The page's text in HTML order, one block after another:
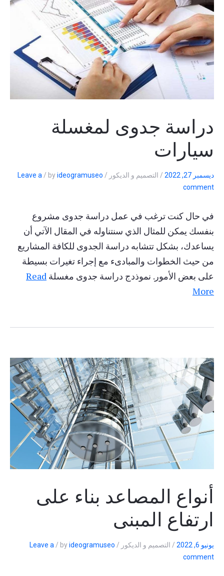
دراسة جدوى لمغسلة
سيارات
ديسمبر 27, 2022 / التصميم و الديكور /
byideogramuseo
/
Leave a
comment
في حال كنت ترغب في عمل دراسة جدوى مشروع
بنفسك يمكن للمثال الذي سنتناوله في المقال الآتي أن
يساعدك، بشكل تتشابه دراسة الجدوى للكافة المشاريع
من حيث الخطوات والمبادىء مع إجراء تغيرات بسيطة
على بعض الأمور. نموذدج دراسة جدوى مغسلة Read
More
أنواع المصاعد بناء على
ارتفاع المبنى
يونيو 6, 2022 / التصميم و الديكور /
byideogramuseo
/
Leave a
comment